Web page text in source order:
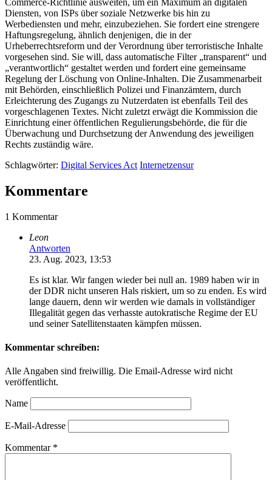
Diensten, von ISPs über soziale Netzwerke bis hin zu
Werbediensten und mehr, einzubeziehen. Sie fordert eine strengere
Haftungsregelung, ähnlich denjenigen, die in der
Urheberrechtsreform und der Verordnung über terroristische Inhalte
vorgesehen sind. Sie will, dass automatische Filter „transparent“ und
„verantwortlich“ gestaltet werden und fordert eine gemeinsame
Regelung der Löschung von Online-Inhalten. Die Zusammenarbeit
mit Behörden, einschließlich Polizei und Finanzämtern, durch
Erleichterung des Zugangs zu Nutzerdaten ist ebenfalls Teil des
vorgeschlagenen Textes. Nicht zuletzt erwägt die Kommission die
Einrichtung einer öffentlichen Regulierungsbehörde, die für die
Überwachung und Durchsetzung der Anwendung des jeweiligen
Rechts zuständig wäre.
Schlagwörter: Digital Services Act Internetzensur
Kommentare
1 Kommentar
Leon
Antworten
23. Aug. 2023, 13:53
Es ist klar. Wir fangen wieder bei null an. 1989 haben wir in
der DDR nicht unseren Hals riskiert, um so zu enden. Es wird
lange dauern, denn wir werden wie damals in vollständiger
Illegalität gegen das verhasste autokratische Regime der EU
und seiner Satellitenstaaten kämpfen müssen.
Kommentar schreiben:
Alle Angaben sind freiwillig. Die Email-Adresse wird nicht
veröffentlicht.
Name
E-Mail-Adresse
Kommentar *